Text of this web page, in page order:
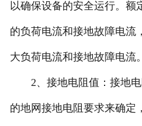
以确保设备的安全运行。额
的负荷电流和接地故障电流
大负荷电流和接地故障电流。
2、接地电阻值：接地电
的地网接地电阻要求来确定